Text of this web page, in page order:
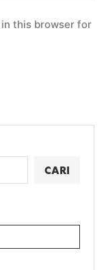
this browser for
CARI